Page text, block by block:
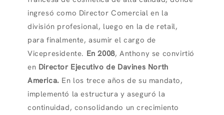
ingresó como Director Comercial en la
división profesional, luego en la de retail,
para finalmente, asumir el cargo de
Vicepresidente. En 2008, Anthony se convirtió
en Director Ejecutivo de Davines North
America. En los trece años de su mandato,
implementó la estructura y aseguró la
continuidad, consolidando un crecimiento